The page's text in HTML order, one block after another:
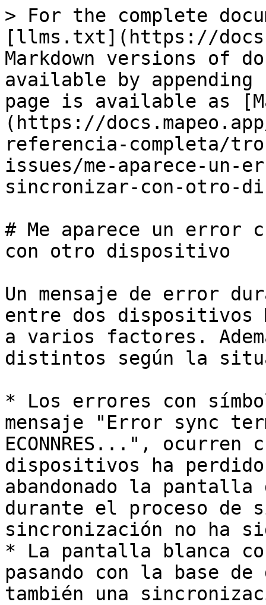
> For the complete
[llms.txt](https://
Markdown versions of
available by
page is available as
(https://
referencia-completa/
issues/me-aparece-un-
sincronizar-con-otro-
# Me aparece un error
con otro dispositivo
Un mensaje de error
entre dos dispositivos
a varios factores.
distintos según la
* Los errores con
mensaje "Error sync
ECONNRES...", ocurren
dispositivos ha
abandonado la
durante el proceso de
sincronización no ha
* La pantalla blanca
pasando con la base
también una